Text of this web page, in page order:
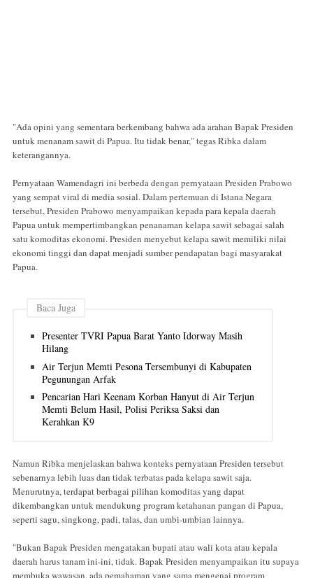
"Ada opini yang sementara berkembang bahwa ada arahan Bapak Presiden
untuk menanam sawit di Papua. Itu tidak benar," tegas Ribka dalam
keterangannya.
Pernyataan Wamendagri ini berbeda dengan pernyataan Presiden Prabowo
yang sempat viral di media sosial. Dalam pertemuan di Istana Negara
tersebut, Presiden Prabowo menyampaikan kepada para kepala daerah
Papua untuk mempertimbangkan penanaman kelapa sawit sebagai salah
satu komoditas ekonomi. Presiden menyebut kelapa sawit memiliki nilai
ekonomi tinggi dan dapat menjadi sumber pendapatan bagi masyarakat
Papua.
Baca Juga
Presenter TVRI Papua Barat Yanto Idorway Masih
Hilang
Air Terjun Memti Pesona Tersembunyi di Kabupaten
Pegunungan Arfak
Pencarian Hari Keenam Korban Hanyut di Air Terjun
Memti Belum Hasil, Polisi Periksa Saksi dan
Kerahkan K9
Namun Ribka menjelaskan bahwa konteks pernyataan Presiden tersebut
sebenarnya lebih luas dan tidak terbatas pada kelapa sawit saja.
Menurutnya, terdapat berbagai pilihan komoditas yang dapat
dikembangkan untuk mendukung program ketahanan pangan di Papua,
seperti sagu, singkong, padi, talas, dan umbi-umbian lainnya.
"Bukan Bapak Presiden mengatakan bupati atau wali kota atau kepala
daerah harus tanam ini-ini, tidak. Bapak Presiden menyampaikan itu supaya
membuka wawasan, ada pemahaman yang sama mengenai program